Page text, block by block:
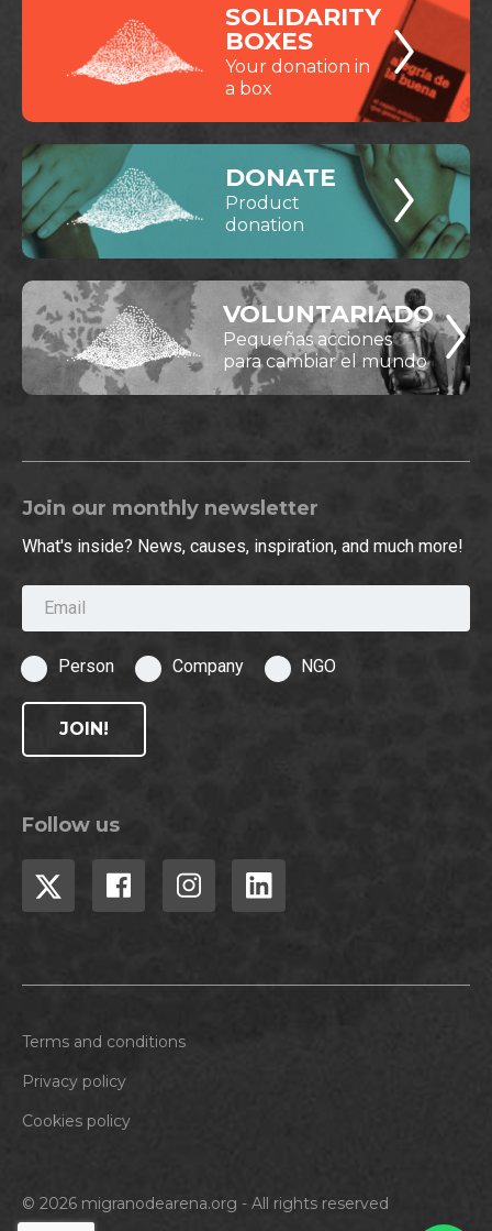
SOLIDARITY
BOXES
Your donation in
a box
DONATE
Product
donation
VOLUNTARIADO
Pequeñas acciones
para cambiar el mundo
Join our monthly newsletter
What's inside? News, causes, inspiration, and much more!
Email
Person Company NGO
JOIN!
Follow us
© 2026 migranodearena.org - All rights reserved
Terms and conditions
Privacy policy
Cookies policy